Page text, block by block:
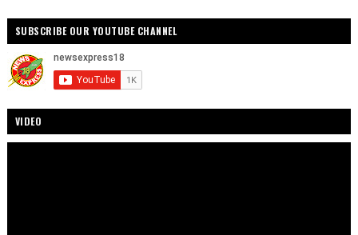
SUBSCRIBE OUR YOUTUBE CHANNEL
VIDEO